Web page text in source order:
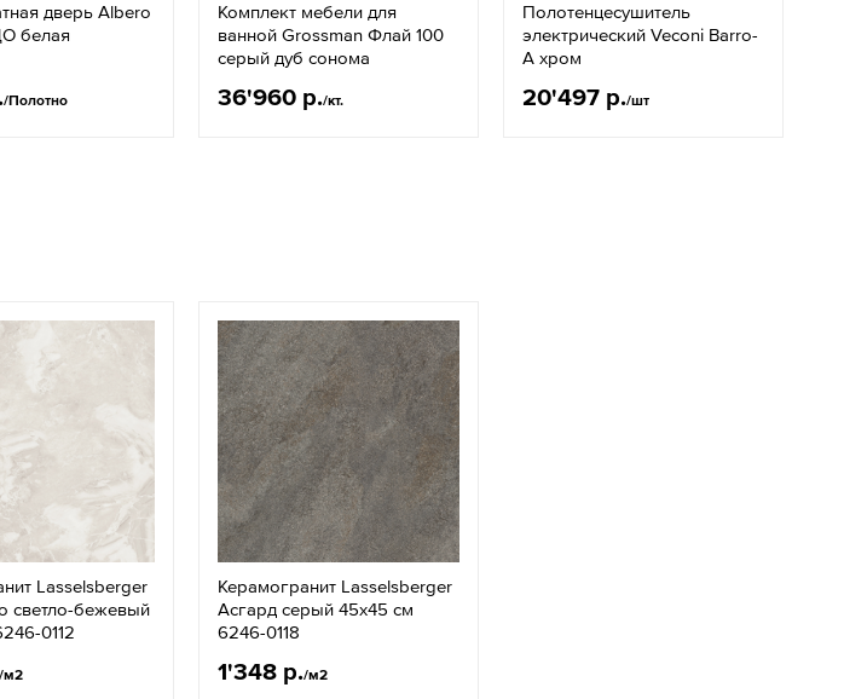
дверь Albero
белая
/Полотно
Комплект мебели для
ванной Grossman Флай 100
серый дуб сонома
36'960 р./кт.
Полотенцесушитель
электрический Veconi Barro-
A хром
20'497 р./шт
Lasselsberger
светло-бежевый
0112
/м2
Керамогранит Lasselsberger
Асгард серый 45x45 см
6246-0118
1'348 р./м2